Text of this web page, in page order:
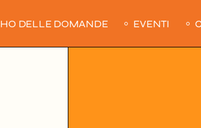
HO DELLE DOMANDE EVENTI